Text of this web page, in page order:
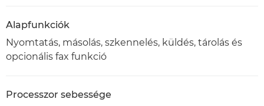
Alapfunkciók
Nyomtatás, másolás, szkennelés, küldés, tárolás és
opcionális fax funkció
Processzor sebessége